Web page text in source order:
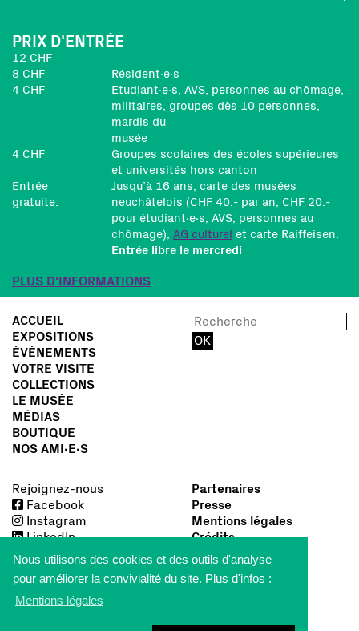
Nous utilisons des cookies et des outils d'analyse
pour améliorer la convivialité du site. Plus d'infos :
Mentions légales
PRIX D'ENTRÉE
12 CHF
8 CHF
Résident∙e∙s
4 CHF
Etudiant∙e∙s, AVS, personnes au chômage,
militaires, groupes dès 10 personnes,
mardis du
musée
4 CHF
Groupes scolaires des écoles supérieures
et universités hors canton
Entrée
gratuite:
Jusqu’à 16 ans, carte des musées
neuchâtelois (CHF 40.- par an, CHF 20.-
pour étudiant∙e∙s, AVS, personnes au
chômage), AG culturel et carte Raiffeisen.
Entrée libre le mercredi
PLUS D'INFORMATIONS
ACCUEIL
EXPOSITIONS
ÉVÉNEMENTS
VOTRE VISITE
COLLECTIONS
LE MUSÉE
MÉDIAS
BOUTIQUE
NOS AMI∙E∙S
Rejoignez-nous
Facebook
Instagram
LinkedIn
Partenaires
Presse
Mentions légales
Crédits